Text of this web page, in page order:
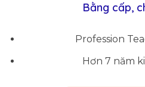
Bằng cấp,
Profession
Hơn 7 năm